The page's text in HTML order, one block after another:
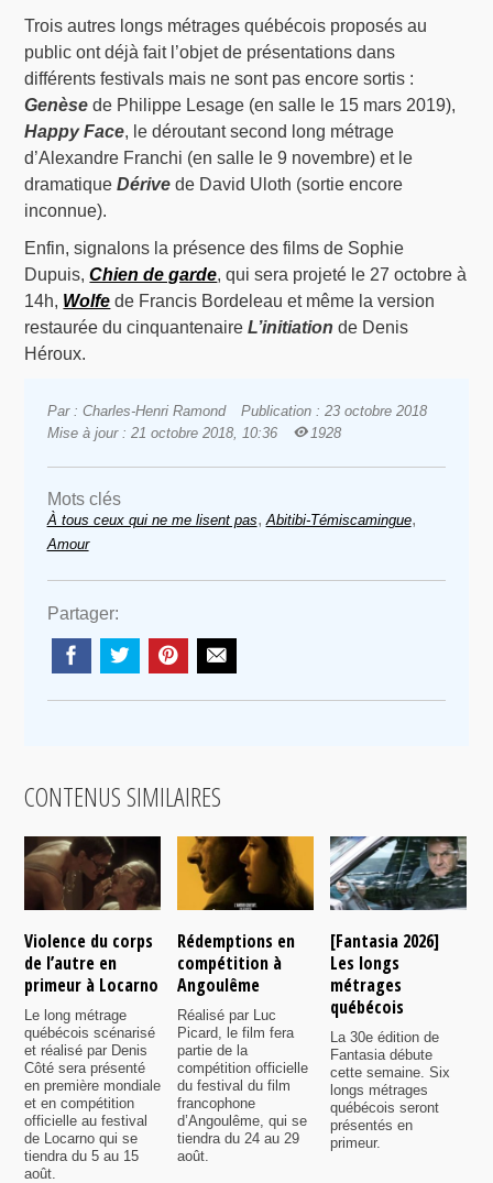
Trois autres longs métrages québécois proposés au
public ont déjà fait l’objet de présentations dans
différents festivals mais ne sont pas encore sortis :
Genèse de Philippe Lesage (en salle le 15 mars 2019),
Happy Face, le déroutant second long métrage
d’Alexandre Franchi (en salle le 9 novembre) et le
dramatiqueDérive de David Uloth (sortie encore
inconnue).
Enfin, signalons la présence des films de Sophie
Dupuis,Chien de garde, qui sera projeté le 27 octobre à
14h, Wolfe de Francis Bordeleau et même la version
restaurée du cinquantenaireL’initiation de Denis
Héroux.
Par : Charles-Henri Ramond
Publication : 23 octobre 2018
Mise à jour : 21 octobre 2018, 10:36
1928
Mots clés
À tous ceux qui ne me lisent pas,Abitibi-Témiscamingue,
Amour
Partager:
CONTENUS SIMILAIRES
Violence du corps
de l’autre en
primeur à Locarno
Le long métrage
québécois scénarisé
et réalisé par Denis
Côté sera présenté
en première mondiale
et en compétition
officielle au festival
de Locarno qui se
tiendra du 5 au 15
août.
Rédemptions en
compétition à
Angoulême
Réalisé par Luc
Picard, le film fera
partie de la
compétition officielle
du festival du film
francophone
d’Angoulême, qui se
tiendra du 24 au 29
août.
[Fantasia 2026]
Les longs
métrages
québécois
La 30e édition de
Fantasia débute
cette semaine. Six
longs métrages
québécois seront
présentés en
primeur.